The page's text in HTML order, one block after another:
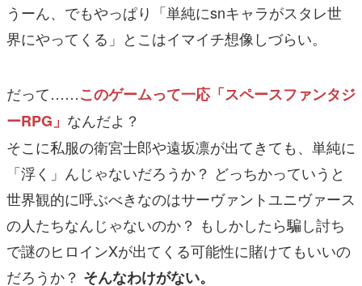
うーん、でもやっぱり「単純にsnキャラがスタレ世
界にやってくる」とこはイマイチ想像しづらい。
だって……このゲームって一応「スペースファンタジ
ーRPG」 なんだよ？
そこに私服の衛宮士郎や遠坂凛が出てきても、単純に
「浮く」んじゃないだろうか？ どっちかっていうと
世界観的に呼ぶべきなのはサーヴァントユニヴァース
の人たちなんじゃないのか？ もしかしたら騙し討ち
で謎のヒロインXが出てくる可能性に賭けてもいいの
だろうか？ そんなわけがない。